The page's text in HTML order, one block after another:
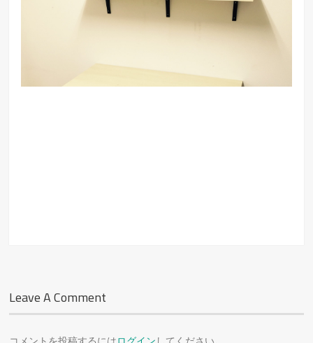
Leave A Comment
コメントを投稿するにはログイン してください。